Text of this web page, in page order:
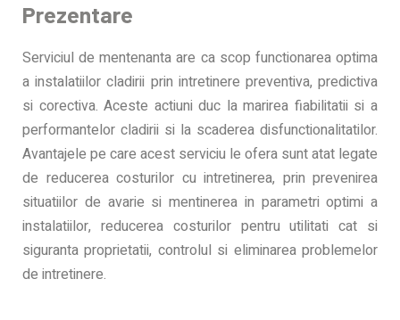
Prezentare
Serviciul de mentenanta are ca scop functionarea optima
a instalatiilor cladirii prin intretinere preventiva, predictiva
si corectiva. Aceste actiuni duc la marirea fiabilitatii si a
performantelor cladirii si la scaderea disfunctionalitatilor.
Avantajele pe care acest serviciu le ofera sunt atat legate
de reducerea costurilor cu intretinerea, prin prevenirea
situatiilor de avarie si mentinerea in parametri optimi a
instalatiilor, reducerea costurilor pentru utilitati cat si
siguranta proprietatii, controlul si eliminarea problemelor
de intretinere.